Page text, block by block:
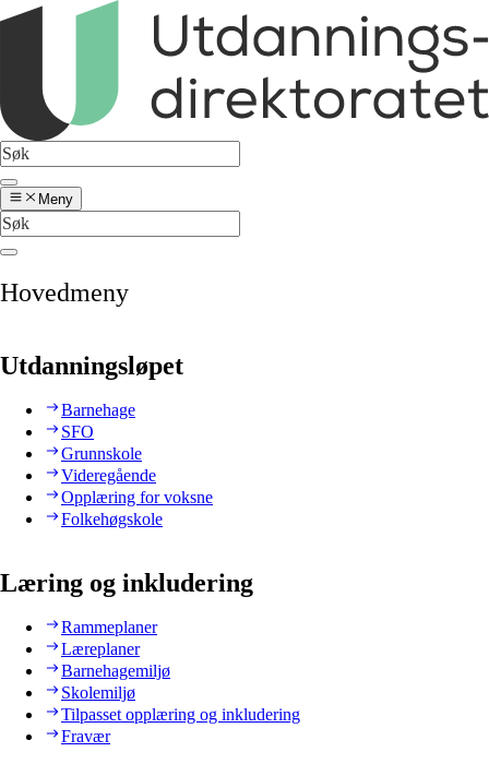
Meny
Hovedmeny
Utdanningsløpet
Barnehage
SFO
Grunnskole
Videregående
Opplæring for voksne
Folkehøgskole
Læring og inkludering
Rammeplaner
Læreplaner
Barnehagemiljø
Skolemiljø
Tilpasset opplæring og inkludering
Fravær